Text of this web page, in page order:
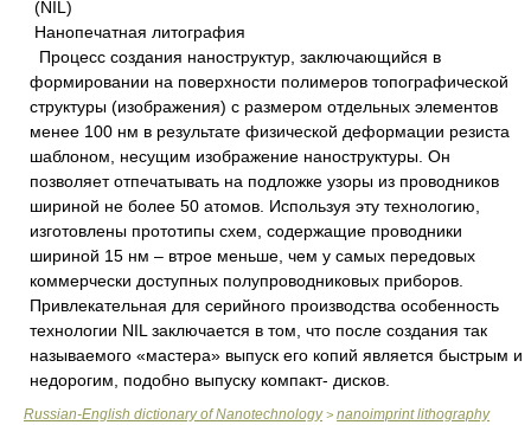
(NIL)
Нанопечатная литография
Процесс создания наноструктур, заключающийся в
формировании на поверхности полимеров топографической
структуры (изображения) с размером отдельных элементов
менее 100 нм в результате физической деформации резиста
шаблоном, несущим изображение наноструктуры. Он
позволяет отпечатывать на подложке узоры из проводников
шириной не более 50 атомов. Используя эту технологию,
изготовлены прототипы схем, содержащие проводники
шириной 15 нм – втрое меньше, чем у самых передовых
коммерчески доступных полупроводниковых приборов.
Привлекательная для серийного производства особенность
технологии NIL заключается в том, что после создания так
называемого «мастера» выпуск его копий является быстрым и
недорогим, подобно выпуску компакт- дисков.
Russian-English dictionary of Nanotechnology> nanoimprint lithography